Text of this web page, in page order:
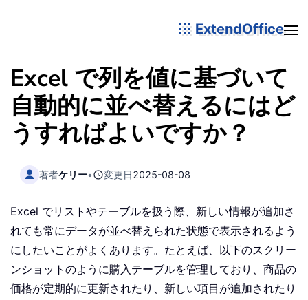
ExtendOffice
Excel で列を値に基づいて
自動的に並べ替えるにはど
うすればよいですか？
著者ケリー• 変更日2025-08-08
Excel でリストやテーブルを扱う際、新しい情報が追加さ
れても常にデータが並べ替えられた状態で表示されるよう
にしたいことがよくあります。たとえば、以下のスクリー
ンショットのように購入テーブルを管理しており、商品の
価格が定期的に更新されたり、新しい項目が追加されたり